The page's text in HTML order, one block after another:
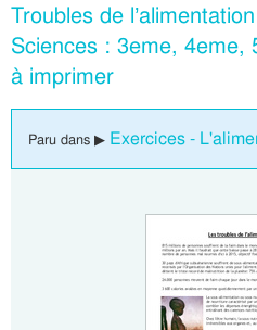
Troubles de
Sciences : 3eme, 4eme,
à imprimer
Paru dans ▶ Exercices -